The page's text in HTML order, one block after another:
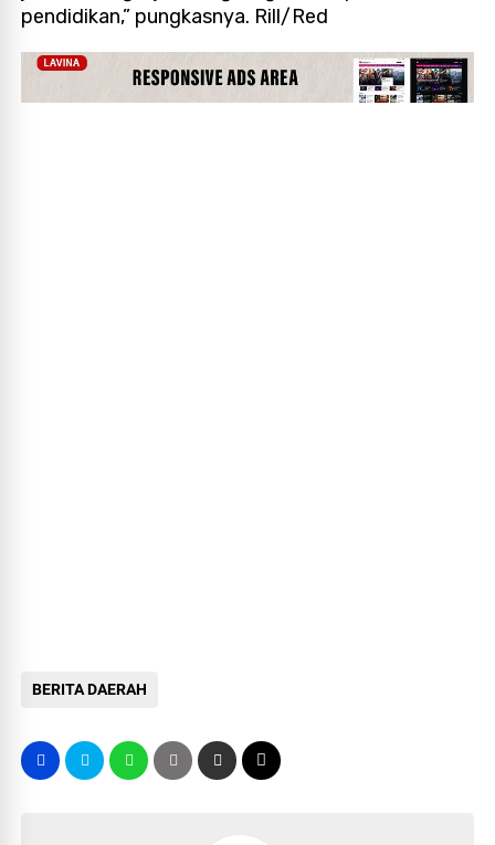
pendidikan,” pungkasnya. Rill/Red
BERITA DAERAH